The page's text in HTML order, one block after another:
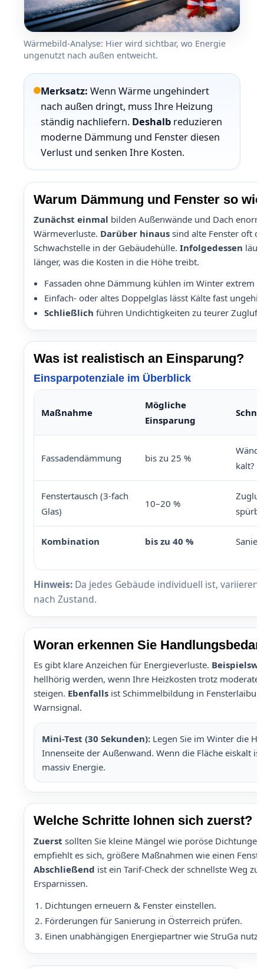
Wärmebild-Analyse: Hier wird sichtbar, wo Energie
ungenutzt nach außen entweicht.
Merksatz: Wenn Wärme ungehindert
nach außen dringt, muss Ihre Heizung
ständig nachliefern. Deshalbreduzieren
moderne Dämmung und Fenster diesen
Verlust und senken Ihre Kosten.
Warum Dämmung und Fenster so
Zunächst einmal bilden Außenwände und Dach
Wärmeverluste. Darüber hinaussind alte Fenster oft
Schwachstelle in der Gebäudehülle. Infolgedessen
länger, was die Kosten in die Höhe treibt.
Fassaden ohne Dämmung kühlen im Winter extrem
Einfach- oder altes Doppelglas lässt Kälte fast
Schließlich führen Undichtigkeiten zu teurer Zugluft.
Was ist realistisch an Einsparung?
Einsparpotenziale im Überblick
Maßnahme
Mögliche
Einsparung
Fassadendämmung bis zu 25 %
kalt?
Fenstertausch (3-fach
Glas)
10–20 %
Kombination bis zu 40 %
Hinweis:Da jedes Gebäude individuell ist, variieren
nach Zustand.
Woran erkennen Sie
Es gibt klare Anzeichen für Energieverluste.
hellhörig werden, wenn Ihre Heizkosten trotz
steigen. Ebenfallsist Schimmelbildung in
Warnsignal.
Mini-Test (30 Sekunden): Legen Sie im Winter die
Innenseite der Außenwand. Wenn die Fläche eiskalt
massiv Energie.
Welche Schritte lohnen sich zuerst?
Zuerst sollten Sie kleine Mängel wie poröse
empfiehlt es sich, größere Maßnahmen wie einen
Abschließend ist ein Tarif-Check der schnellste Weg zu
Ersparnissen.
Dichtungen erneuern & Fenster einstellen.
Förderungen für Sanierung in Österreich prüfen.
Einen unabhängigen Energiepartner wie StruGa